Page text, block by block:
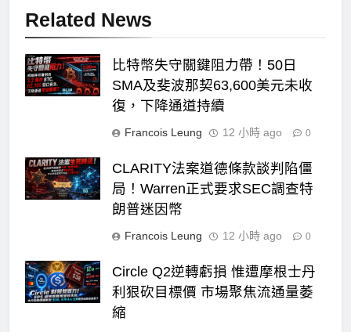
Related News
比特幣失守關鍵阻力帶！50日
SMA及斐波那契63,600美元未收
復，下降通道持續
Francois Leung 12 小時 ago 0
CLARITY法案道德條款談判陷僵
局！Warren正式要求SEC調查特
朗普迷因幣
Francois Leung 12 小時 ago 0
Circle Q2逆轉虧損 惟遭摩根士丹
利狠砍目標價 市場聚焦流通量萎
縮